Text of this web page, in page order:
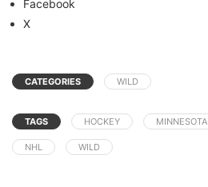
Facebook
X
CATEGORIES WILD
TAGS HOCKEY MINNESOTA
NHL WILD